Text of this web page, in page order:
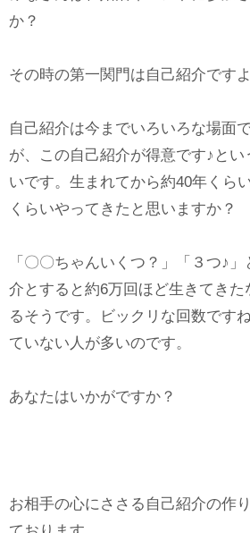
か？
その時の第一関門は自己紹介です
自己紹介は今までいろいろな場面
が、この自己紹介が得意です♪と
いです。生まれてから約40年くら
くらいやってきたと思いますか？
「〇〇ちゃんいくつ？」「３つ♪
介とすると約6万回ほど生きてき
るそうです。ビックリな回数です
ていない人が多いのです。
あなたはいかがですか？
お相手の心にささる自己紹介の作